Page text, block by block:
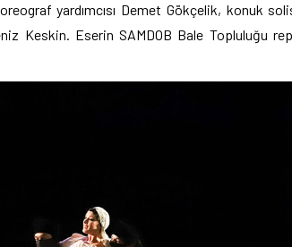
yardımcısı Demet Gökçelik, konuk
Keskin. Eserin SAMDOB Bale Topluluğu